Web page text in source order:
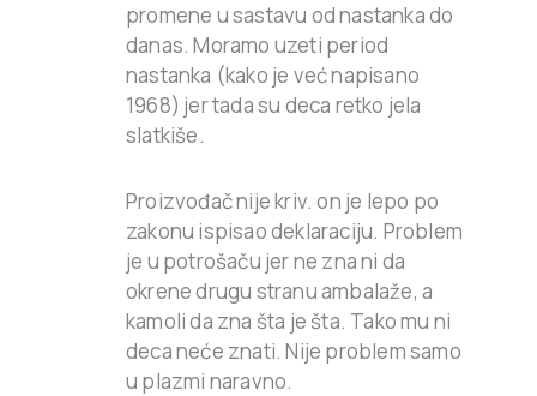
promene u sastavu od nastanka do
danas. Moramo uzeti period
nastanka (kako je već napisano
1968) jer tada su deca retko jela
slatkiše.
Proizvođač nije kriv. on je lepo po
zakonu ispisao deklaraciju. Problem
je u potrošaču jer ne zna ni da
okrene drugu stranu ambalaže, a
kamoli da zna šta je šta. Tako mu ni
deca neće znati. Nije problem samo
u plazmi naravno.